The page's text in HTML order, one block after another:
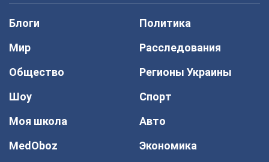
Блоги
Политика
Мир
Расследования
Общество
Регионы Украины
Шоу
Спорт
Моя школа
Авто
MedOboz
Экономика